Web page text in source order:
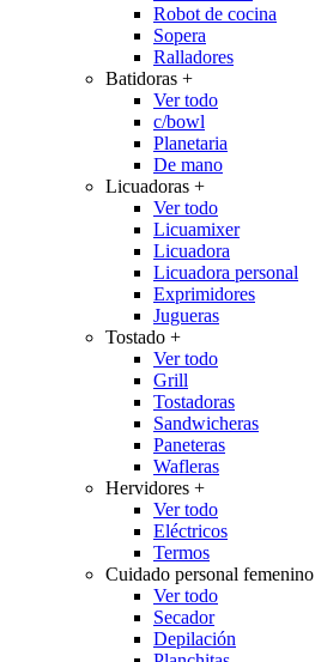
Robot de cocina
Sopera
Ralladores
Batidoras +
Ver todo
c/bowl
Planetaria
De mano
Licuadoras +
Ver todo
Licuamixer
Licuadora
Licuadora personal
Exprimidores
Jugueras
Tostado +
Ver todo
Grill
Tostadoras
Sandwicheras
Paneteras
Wafleras
Hervidores +
Ver todo
Eléctricos
Termos
Cuidado personal femenino
Ver todo
Secador
Depilación